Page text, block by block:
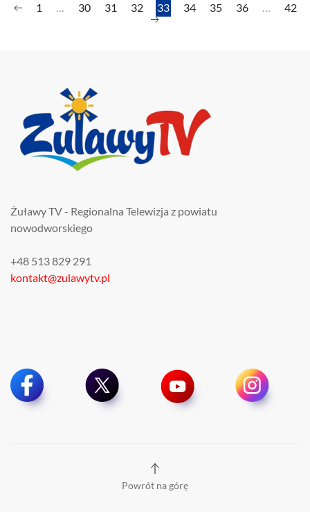
1 … 30 31 32 33 34 35 36 … 42
Żuławy TV - Regionalna Telewizja z powiatu
nowodworskiego
+48 513 829 291
kontakt@zulawytv.pl
Powrót na górę